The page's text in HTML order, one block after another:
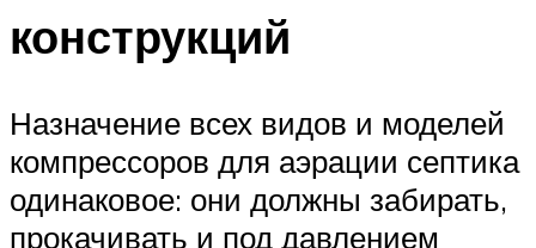
конструкций
Назначение всех видов и моделей
компрессоров для аэрации септика
одинаковое: они должны забирать,
прокачивать и под давлением